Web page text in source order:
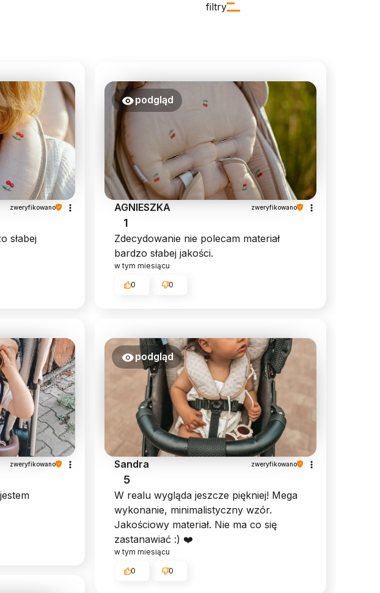
filtry
zweryfikowano
słabej
podgląd
AGNIESZKA zweryfikowano
1
Zdecydowanie nie polecam materiał
bardzo słabej jakości.
w tym miesiącu
0 0
zweryfikowano
podgląd
Sandra zweryfikowano
5
W realu wygląda jeszcze piękniej! Mega
wykonanie, minimalistyczny wzór.
Jakościowy materiał. Nie ma co się
zastanawiać :) ❤️
w tym miesiącu
0 0